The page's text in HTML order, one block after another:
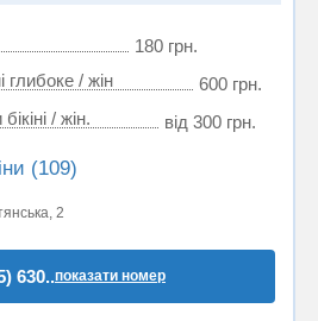
180 грн.
глибоке / жін
600 грн.
/ жін.
від 300 грн.
(109)
2
630..показати номер